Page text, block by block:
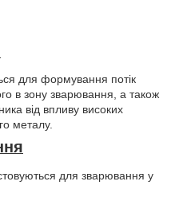
для формування потік
в зону зварювання, а також
від впливу високих
металу.
для зварювання у